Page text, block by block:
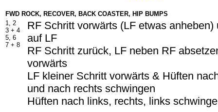
FWD ROCK, RECOVER, BACK COASTER, HIP BUMPS
1, 2
3 + 4
5, 6
7 + 8
RF Schritt vorwärts (LF etwas
auf LF
RF Schritt zurück, LF neben RF
vorwärts
LF kleiner Schritt vorwärts & Hüften
und nach rechts schwingen
Hüften nach links, rechts, links